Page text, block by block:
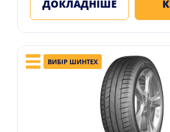
ДОКЛАДНІШЕ
ВИБІР ШИНТЕХ